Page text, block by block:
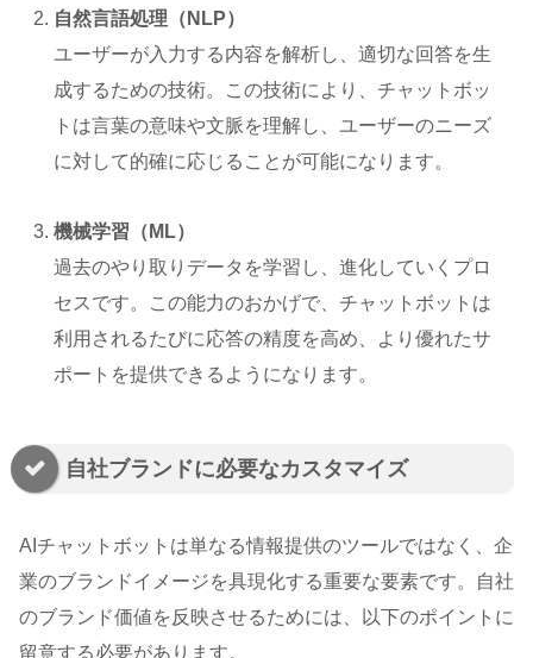
自然言語処理（NLP）
ユーザーが入力する内容を解析し、適切な回答を生
成するための技術。この技術により、チャットボッ
トは言葉の意味や文脈を理解し、ユーザーのニーズ
に対して的確に応じることが可能になります。
機械学習（ML）
過去のやり取りデータを学習し、進化していくプロ
セスです。この能力のおかげで、チャットボットは
利用されるたびに応答の精度を高め、より優れたサ
ポートを提供できるようになります。
自社ブランドに必要なカスタマイズ
AIチャットボットは単なる情報提供のツールではなく、企
業のブランドイメージを具現化する重要な要素です。自社
のブランド価値を反映させるためには、以下のポイントに
留意する必要があります。